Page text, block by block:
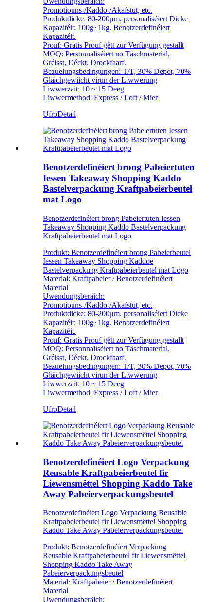
Promotiouns-/Kaddo-/Akafstut, etc.
Produktdicke: 80-200μm, personaliséiert Dicke
Kapazitéit: 100g~1kg. Benotzerdefinéiert
Kapazitéit.
Prouf: Gratis Prouf gëtt zur Verfügung gestallt
MOQ: Personnaliséiert no Täschmaterial,
Gréisst, Déckt, Drockfaarf.
Bezuelungsbedingungen: T/T, 30% Depot, 70%
Gläichgewiicht virun der Liwwerung
Liwwerzäit: 10 ~ 15 Deeg
Liwwermethod: Express / Loft / Mier
UfroDetail
Benotzerdefinéiert brong Pabeiertuten
Iessen Takeaway Shopping Kaddo
Bastelverpackung Kraftpabeierbeutel
mat Logo
Benotzerdefinéiert brong Pabeiertuten Iessen
Takeaway Shopping Kaddo Bastelverpackung
Kraftpabeierbeutel mat Logo
Produkt: Benotzerdefinéiert brong Pabeierbeutel
Iessen Takeaway Shopping Kaddoe
Bastelverpackung Kraftpabeierbeutel mat Logo
Material: Kraftpabeier / Benotzerdefinéiert
Material
Uwendungsberäich:
Promotiouns-/Kaddo-/Akafstut, etc.
Produktdicke: 80-200μm, personaliséiert Dicke
Kapazitéit: 100g~1kg. Benotzerdefinéiert
Kapazitéit.
Prouf: Gratis Prouf gëtt zur Verfügung gestallt
MOQ: Personnaliséiert no Täschmaterial,
Gréisst, Déckt, Drockfaarf.
Bezuelungsbedingungen: T/T, 30% Depot, 70%
Gläichgewiicht virun der Liwwerung
Liwwerzäit: 10 ~ 15 Deeg
Liwwermethod: Express / Loft / Mier
UfroDetail
Benotzerdefinéiert Logo Verpackung
Reusable Kraftpabeierbeutel fir
Liewensmëttel Shopping Kaddo Take
Away Pabeierverpackungsbeutel
Benotzerdefinéiert Logo Verpackung Reusable
Kraftpabeierbeutel fir Liewensmëttel Shopping
Kaddo Take Away Pabeierverpackungsbeutel
Produkt: Benotzerdefinéiert Verpackung
Reusable Kraftpabeierbeutel fir Liewensmëttel
Shopping Kaddo Take Away
Pabeierverpackungsbeutel
Material: Kraftpabeier / Benotzerdefinéiert
Material
Uwendungsberäich: